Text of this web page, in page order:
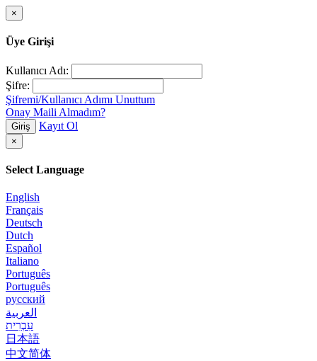
×
Üye Girişi
Kullanıcı Adı:
Şifre:
Şifremi/Kullanıcı Adımı Unuttum
Onay Maili Almadım?
Giriş Kayıt Ol
×
Select Language
English
Français
Deutsch
Dutch
Español
Italiano
Português
Português
русский
العربية
עִבְרִית
日本語
中文简体